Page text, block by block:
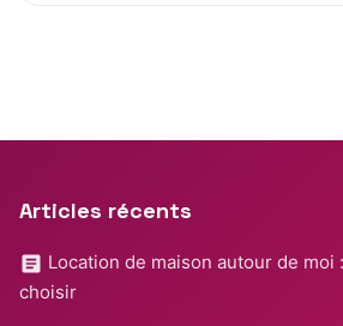
Articles récents
Location de maison autour de moi
choisir